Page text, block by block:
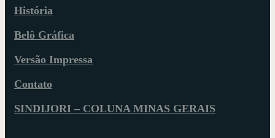
História
Belô Gráfica
Versão Impressa
Contato
SINDIJORI – COLUNA MINAS GERAIS